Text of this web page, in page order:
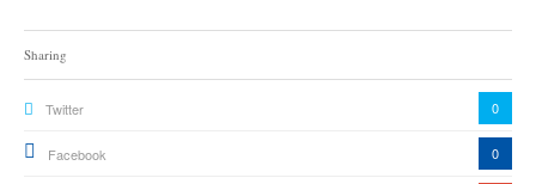
Sharing
Twitter 0
Facebook 0